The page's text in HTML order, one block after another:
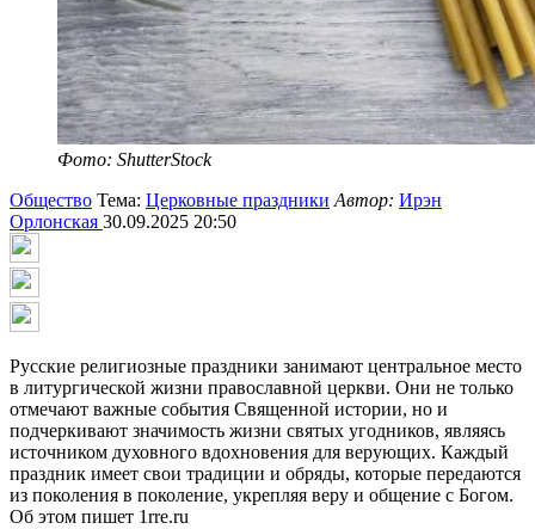
Фото: ShutterStock
Общество Тема: Церковные праздники Автор: Ирэн
Орлонская 30.09.2025 20:50
Русские религиозные праздники занимают центральное место
в литургической жизни православной церкви. Они не только
отмечают важные события Священной истории, но и
подчеркивают значимость жизни святых угодников, являясь
источником духовного вдохновения для верующих. Каждый
праздник имеет свои традиции и обряды, которые передаются
из поколения в поколение, укрепляя веру и общение с Богом.
Об этом пишет 1rre.ru